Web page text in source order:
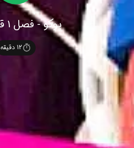
یوکو - فصل 1 قسمت 1
12 دقیقه